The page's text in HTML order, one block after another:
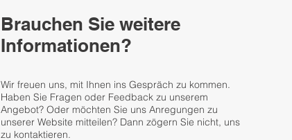
Brauchen Sie weitere
Informationen?
Wir freuen uns, mit Ihnen ins Gespräch zu kommen.
Haben Sie Fragen oder Feedback zu unserem
Angebot? Oder möchten Sie uns Anregungen zu
unserer Website mitteilen? Dann zögern Sie nicht, uns
zu kontaktieren.